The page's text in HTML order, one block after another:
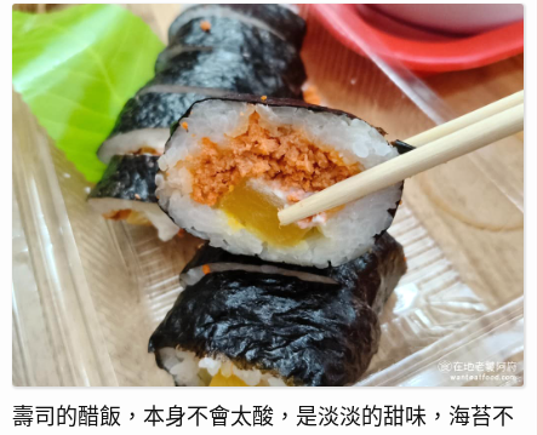
壽司的醋飯，本身不會太酸，是淡淡的甜味，海苔不